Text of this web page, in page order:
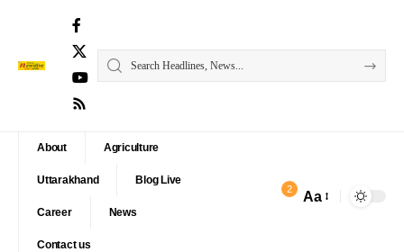
About Agriculture
Uttarakhand Blog Live
Career News
Contact us
2 Aa